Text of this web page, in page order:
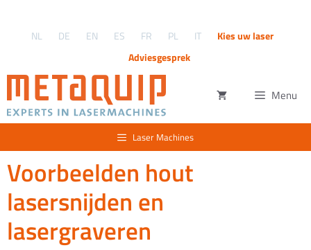
NL DE EN ES FR PL IT
Kies uw laser
Adviesgesprek
Menu
Laser Machines
Voorbeelden hout
lasersnijden en
lasergraveren